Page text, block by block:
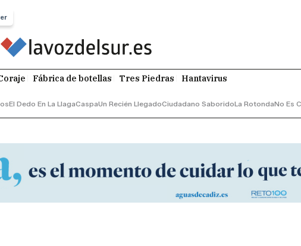
Fábrica de botellas Tres Piedras Hantavirus
El Dedo En La LlagaCaspaUn Recién LlegadoCiudadano SaboridoLa RotondaNo Es